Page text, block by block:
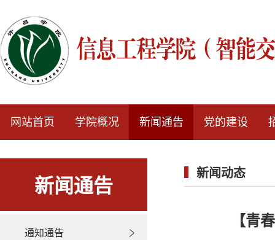
网站首页 学院概况 新闻通告 党的建设
新闻通告
通知通告
新闻动态
【青